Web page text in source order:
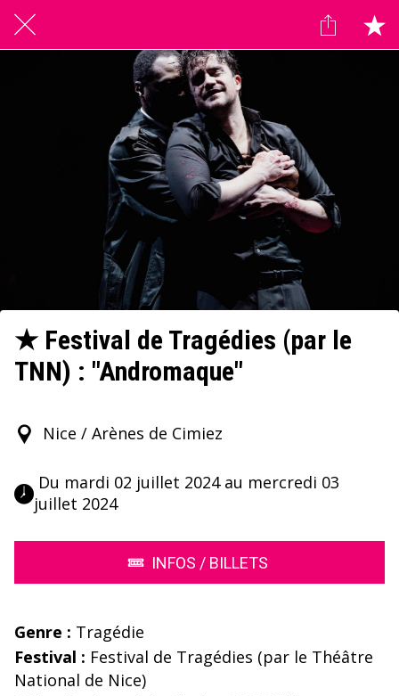
★ Festival de Tragédies (par le
TNN) : "Andromaque"
Nice / Arènes de Cimiez
juillet 2024
INFOS / BILLETS
Genre : Tragédie
Festival : Festival de Tragédies (par le Théâtre
National de Nice)